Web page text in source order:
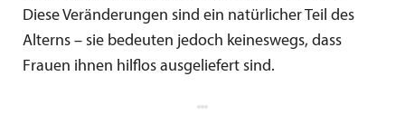
Diese Veränderungen sind ein natürlicher Teil des
Alterns – sie bedeuten jedoch keineswegs, dass
Frauen ihnen hilflos ausgeliefert sind.